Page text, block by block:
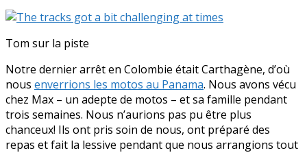
Tom sur la piste
Notre dernier arrêt en Colombie était Carthagène, d’où
nous enverrions les motos au Panama. Nous avons vécu
chez Max – un adepte de motos – et sa famille pendant
trois semaines. Nous n’aurions pas pu être plus
chanceux! Ils ont pris soin de nous, ont préparé des
repas et fait la lessive pendant que nous arrangions tout